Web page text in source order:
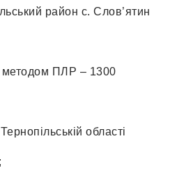
район с. Слов’ятин
методом ПЛР – 1300
області